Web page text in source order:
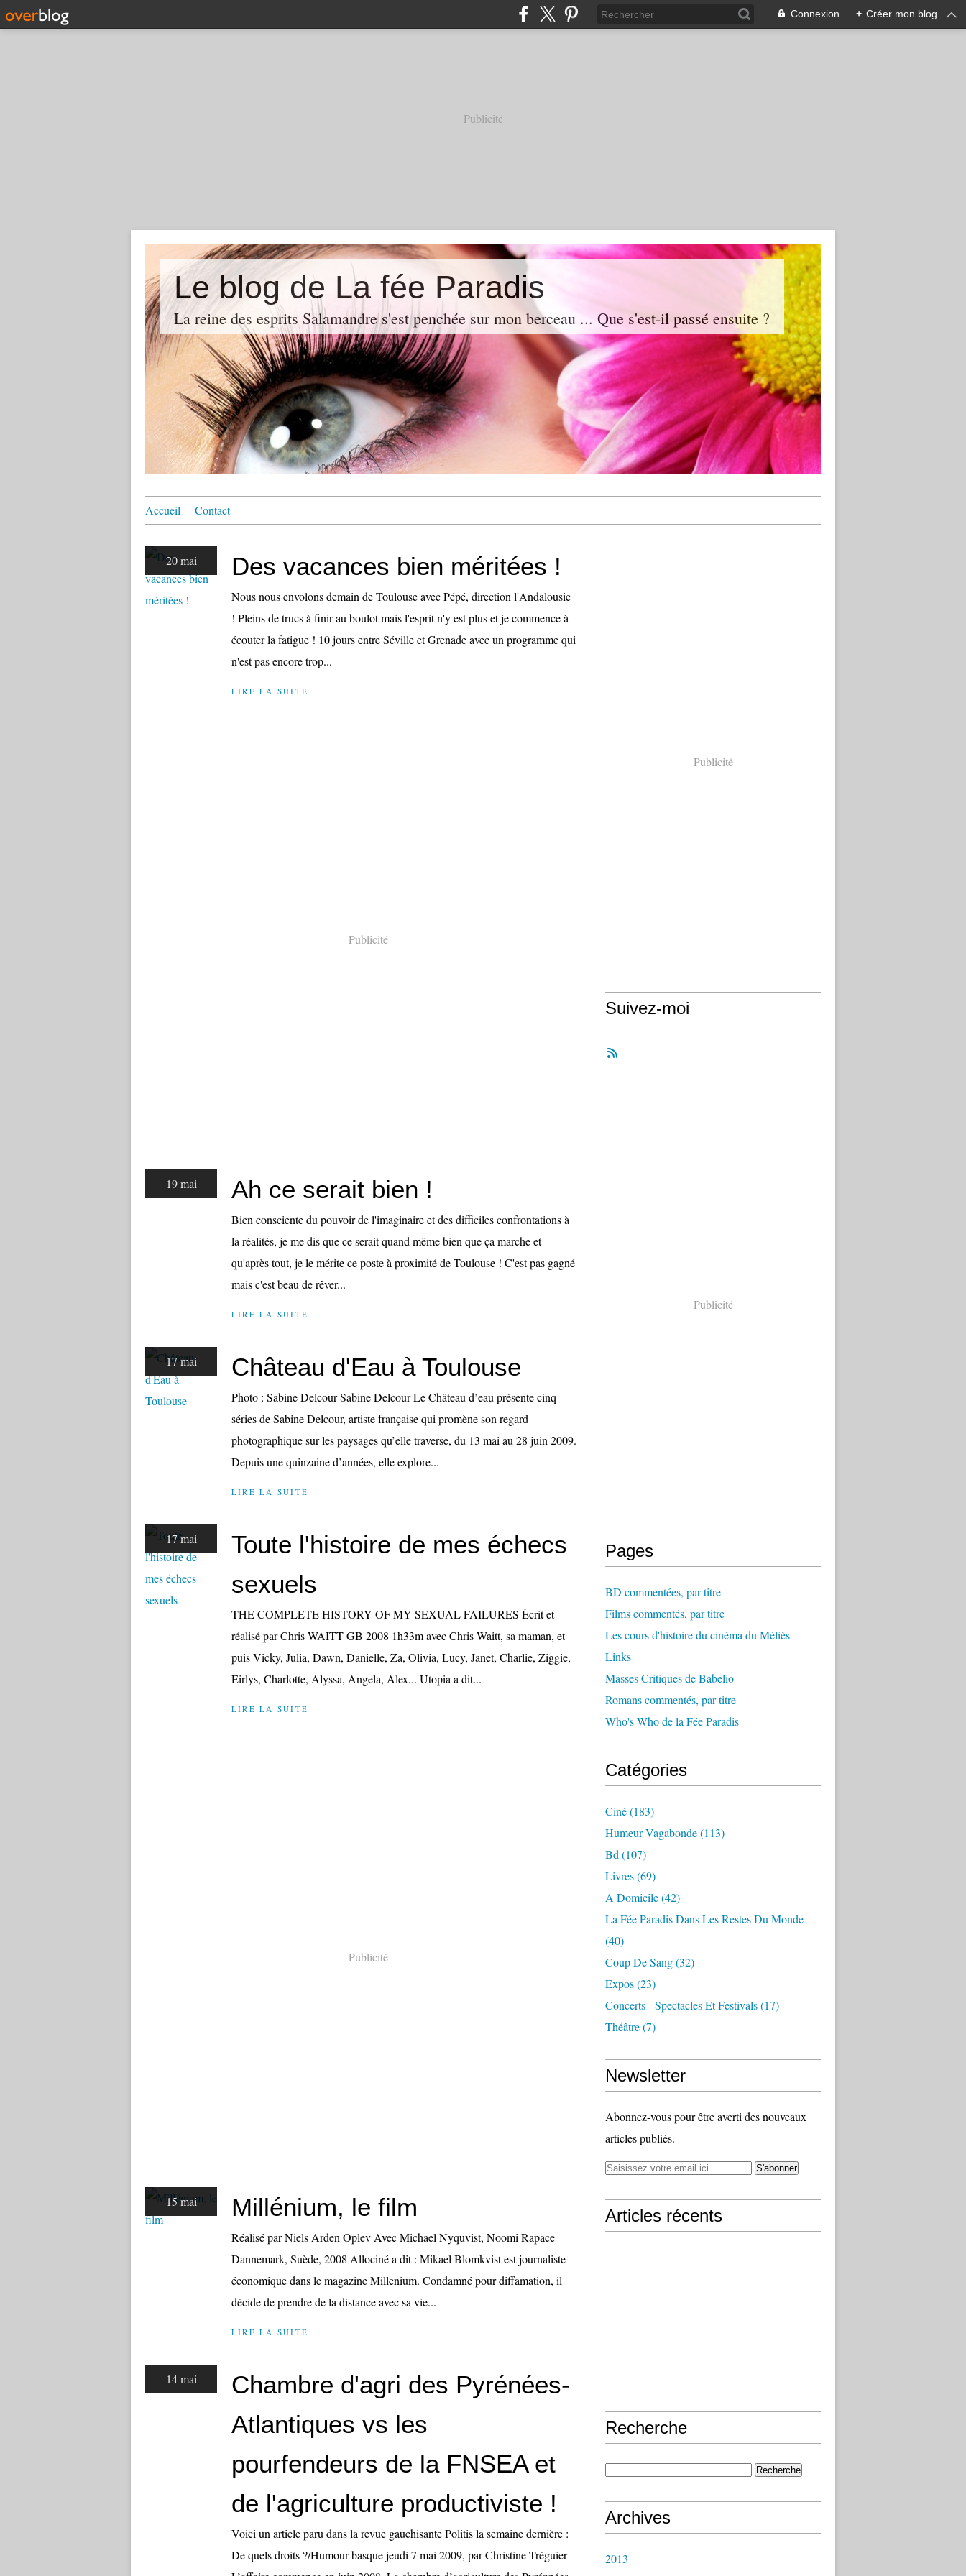
Connexion + Créer mon blog
Publicité
Le blog de La fée Paradis
La reine des esprits Salamandre s'est penchée sur mon berceau ... Que s'est-il passé ensuite ?
Accueil Contact
20 mai Des vacances bien méritées !
Nous nous envolons demain de Toulouse avec Pépé, direction l'Andalousie
! Pleins de trucs à finir au boulot mais l'esprit n'y est plus et je commence à
écouter la fatigue ! 10 jours entre Séville et Grenade avec un programme qui
n'est pas encore trop...
LIRE LA SUITE
Publicité
19 mai Ah ce serait bien !
Bien consciente du pouvoir de l'imaginaire et des difficiles confrontations à
la réalités, je me dis que ce serait quand même bien que ça marche et
qu'après tout, je le mérite ce poste à proximité de Toulouse ! C'est pas gagné
mais c'est beau de rêver...
LIRE LA SUITE
17 mai Château d'Eau à Toulouse
Photo : Sabine Delcour Sabine Delcour Le Château d’eau présente cinq
séries de Sabine Delcour, artiste française qui promène son regard
photographique sur les paysages qu’elle traverse, du 13 mai au 28 juin 2009.
Depuis une quinzaine d’années, elle explore...
LIRE LA SUITE
17 mai
Toute l'histoire de mes échecs
sexuels
THE COMPLETE HISTORY OF MY SEXUAL FAILURES Écrit et
réalisé par Chris WAITT GB 2008 1h33m avec Chris Waitt, sa maman, et
puis Vicky, Julia, Dawn, Danielle, Za, Olivia, Lucy, Janet, Charlie, Ziggie,
Eirlys, Charlotte, Alyssa, Angela, Alex... Utopia a dit...
LIRE LA SUITE
Publicité
15 mai Millénium, le film
Réalisé par Niels Arden Oplev Avec Michael Nyquvist, Noomi Rapace
Dannemark, Suède, 2008 Allociné a dit : Mikael Blomkvist est journaliste
économique dans le magazine Millenium. Condamné pour diffamation, il
décide de prendre de la distance avec sa vie...
LIRE LA SUITE
14 mai
Chambre d'agri des Pyrénées-
Atlantiques vs les
pourfendeurs de la FNSEA et
de l'agriculture productiviste !
Voici un article paru dans la revue gauchisante Politis la semaine dernière :
De quels droits ?/Humour basque jeudi 7 mai 2009, par Christine Tréguier
Publicité
Suivez-moi
Publicité
Pages
BD commentées, par titre
Films commentés, par titre
Les cours d'histoire du cinéma du Méliès
Links
Masses Critiques de Babelio
Romans commentés, par titre
Who's Who de la Fée Paradis
Catégories
Ciné(183)
Humeur Vagabonde(113)
Bd (107)
Livres(69)
A Domicile(42)
La Fée Paradis Dans Les Restes Du Monde
(40)
Coup De Sang(32)
Expos(23)
Concerts - Spectacles Et Festivals(17)
Théâtre(7)
Newsletter
Abonnez-vous pour être averti des nouveaux
articles publiés.
Articles récents
Recherche
Archives
2013